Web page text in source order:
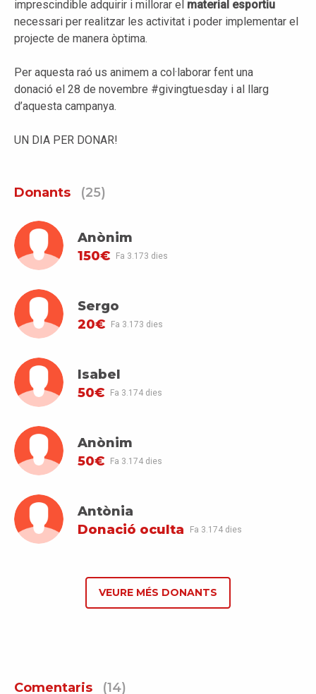
imprescindible adquirir i millorar el material esportiu
necessari per realitzar les activitat i poder implementar el
projecte de manera òptima.
Per aquesta raó us animem a col·laborar fent una
donació el 28 de novembre #givingtuesday i al llarg
d’aquesta campanya.
UN DIA PER DONAR!
Donants (25)
Anònim
150€
Fa 3.173 dies
Sergo
20€
Fa 3.173 dies
Isabel
50€
Fa 3.174 dies
Anònim
50€
Fa 3.174 dies
Antònia
Donació oculta
Fa 3.174 dies
VEURE MÉS DONANTS
Comentaris (14)